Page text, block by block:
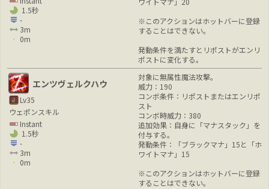
1.5秒
-
3m
0m
※このアクションはホットバーに登録
することはできない。
発動条件を満たすとリポストがエンリ
ポストに変化する。
エンツヴェルクハウ
Lv35
ウェポンスキル
Instant
1.5秒
-
3m
0m
対象に無属性魔法攻撃。
威力：190
コンボ条件：リポストまたはエンリポ
スト
コンボ時威力：380
追加効果：自身に「マナスタック」を
付与する。
発動条件：「ブラックマナ」15と「ホ
ワイトマナ」15
※このアクションはホットバーに登録
することはできない。